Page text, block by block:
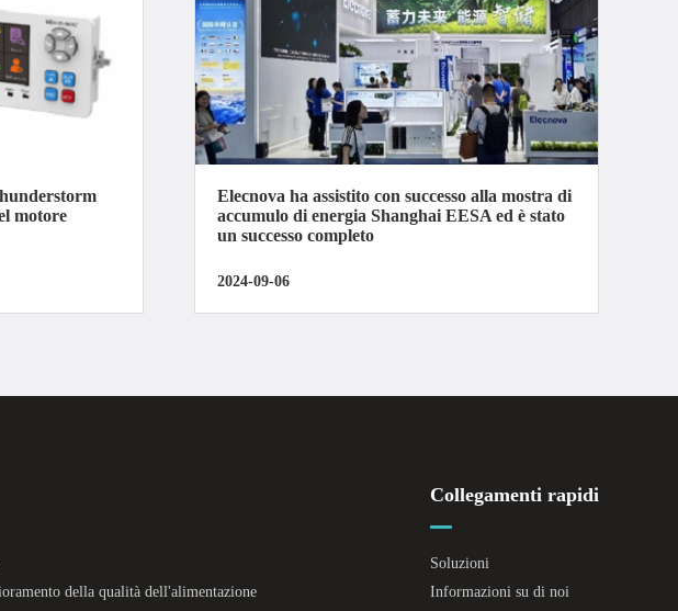
motore
Elecnova ha assistito con successo alla mostra di
accumulo di energia Shanghai EESA ed è stato
un successo completo
2024-09-06
della qualità dell'alimentazione
Collegamenti rapidi
Soluzioni
Informazioni su di noi